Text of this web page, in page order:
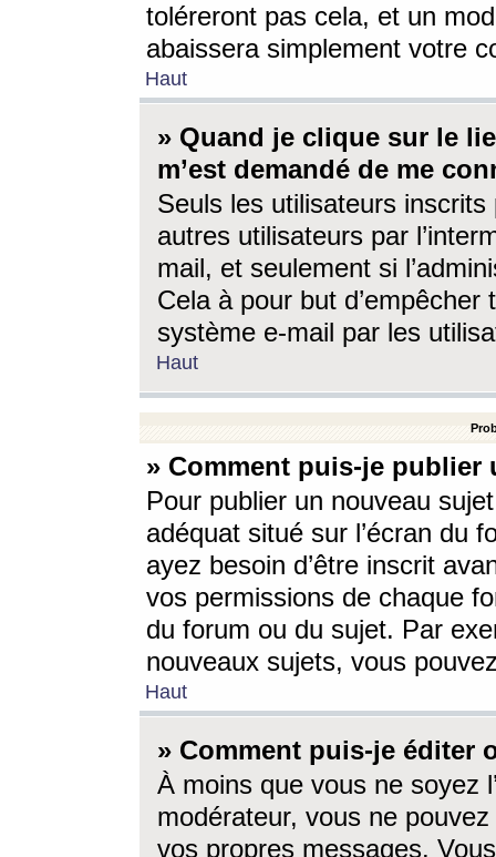
toléreront pas cela, et un
abaissera simplement votre
Haut
» Quand je clique sur le
m’est demandé de me
Seuls les utilisateurs
autres utilisateurs par
mail, et seulement si
Cela à pour but
système e-mail par les
Haut
» Comment puis-je
Pour publier un nouveau
adéquat situé sur l’écran du
ayez besoin d’être inscrit
vos permissions de chaque
du forum ou du sujet. Par
nouveaux sujets, vous
Haut
» Comment puis-je éditer
À moins que vous ne soyez
modérateur, vous ne
vos propres messages.